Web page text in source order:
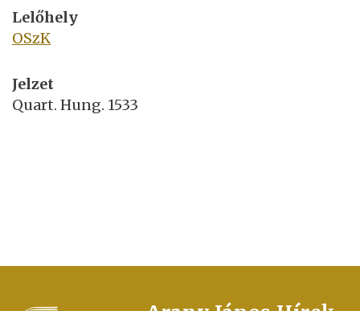
Lelőhely
OSzK
Jelzet
Quart. Hung. 1533